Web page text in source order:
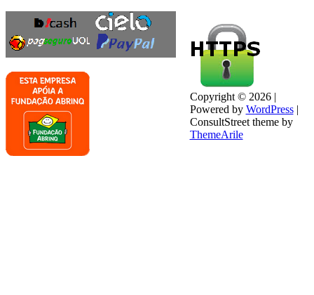
Copyright © 2026 |
Powered by WordPress |
ConsultStreet theme by
ThemeArile